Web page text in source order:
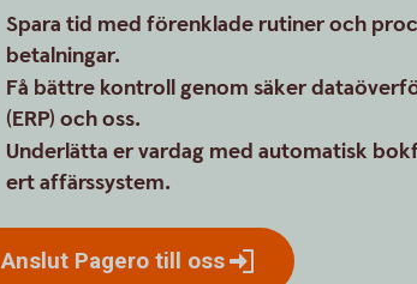
Spara tid med förenklade rutiner och
betalningar.
Få bättre kontroll genom säker
(ERP) och oss.
Underlätta er vardag med automatisk
ert affärssystem.
Anslut Pagero till oss